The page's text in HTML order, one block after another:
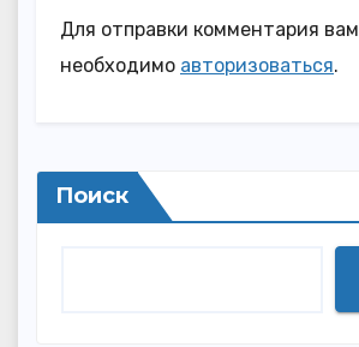
Для отправки комментария вам
необходимо авторизоваться.
Поиск